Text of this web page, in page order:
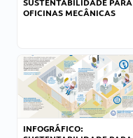
SUSTENTABILIDADE PARA
OFICINAS MECÂNICAS
INFOGRÁFICO: